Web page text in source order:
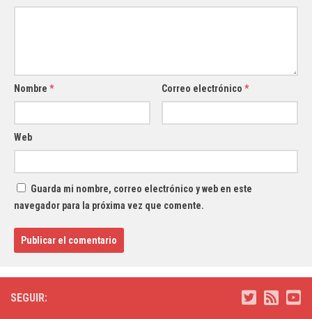
Nombre * Correo electrónico*
Web
Guarda mi nombre, correo electrónico y web en este
navegador para la próxima vez que comente.
SEGUIR: